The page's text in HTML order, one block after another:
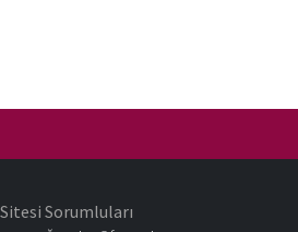
Sorumluları